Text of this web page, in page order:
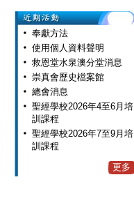
奉獻方法
使用個人資料聲明
救恩堂水泉澳分堂消息
崇真會歷史檔案館
總會消息
聖經學校2026年4至6月培
訓課程
聖經學校2026年7至9月培
訓課程
更多